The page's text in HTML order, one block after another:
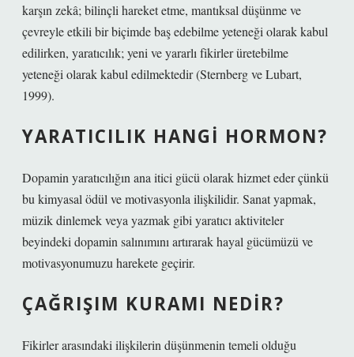
karşın zekâ; bilinçli hareket etme, mantıksal düşünme ve
çevreyle etkili bir biçimde baş edebilme yeteneği olarak kabul
edilirken, yaratıcılık; yeni ve yararlı fikirler üretebilme
yeteneği olarak kabul edilmektedir (Sternberg ve Lubart,
1999).
YARATICILIK HANGI HORMON?
Dopamin yaratıcılığın ana itici gücü olarak hizmet eder çünkü
bu kimyasal ödül ve motivasyonla ilişkilidir. Sanat yapmak,
müzik dinlemek veya yazmak gibi yaratıcı aktiviteler
beyindeki dopamin salınımını artırarak hayal gücümüzü ve
motivasyonumuzu harekete geçirir.
ÇAĞRIŞIM KURAMI NEDIR?
Fikirler arasındaki ilişkilerin düşünmenin temeli olduğu